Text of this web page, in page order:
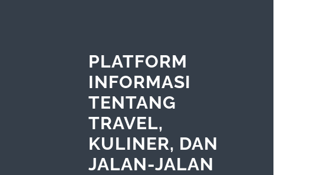
PLATFORM
INFORMASI
TENTANG
TRAVEL,
KULINER, DAN
JALAN-JALAN